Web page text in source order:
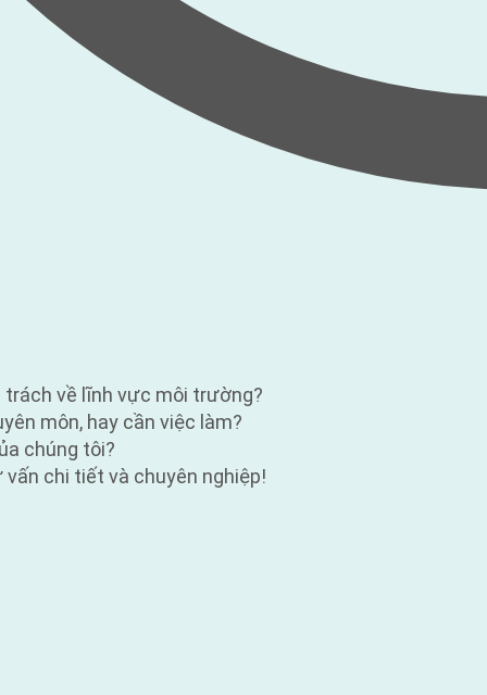
trách về lĩnh vực môi trường?
môn, hay cần việc làm?
chúng tôi?
chi tiết và chuyên nghiệp!